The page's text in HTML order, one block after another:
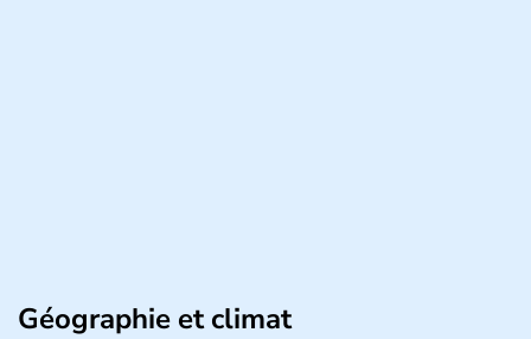
Géographie et climat